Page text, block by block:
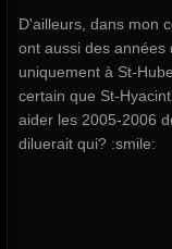
D'ailleurs, dans mon
ont aussi des années
uniquement à St-
certain que St-
aider les 2005-2006
diluerait qui? :smile: